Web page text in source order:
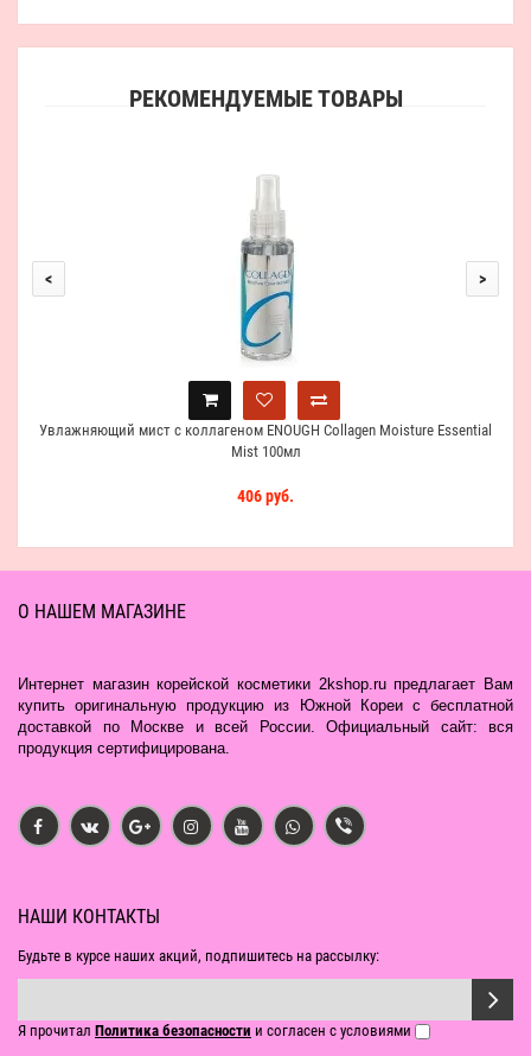
РЕКОМЕНДУЕМЫЕ ТОВАРЫ
Увлажняющий мист с коллагеном ENOUGH Collagen Moisture Essential
Mist 100мл
406 руб.
< >
О НАШЕМ МАГАЗИНЕ
Интернет магазин корейской косметики 2kshop.ru предлагает Вам
купить оригинальную продукцию из Южной Кореи с бесплатной
доставкой по Москве и всей России. Официальный сайт: вся
продукция сертифицирована.
НАШИ КОНТАКТЫ
Будьте в курсе наших акций, подпишитесь на рассылку:
Я прочитал Политика безопасности и согласен с условиями